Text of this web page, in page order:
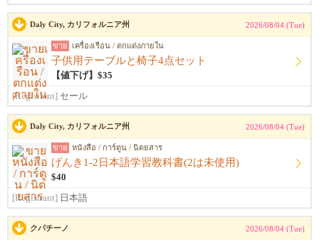
Daly City, カリフォルニア州 2026/08/04 (Tue)
ขาย เครื่องเรือน / ตกแต่งภายใน
子供用テーブルと椅子4点セット
【値下げ】$35
[Registrant] セール
Daly City, カリフォルニア州 2026/08/04 (Tue)
ขาย หนังสือ / การ์ตูน / นิตยสาร
げんき1-2日本語学習教科書(2は未使用)
$40
[Registrant] 日本語
クパチーノ 2026/08/04 (Tue)